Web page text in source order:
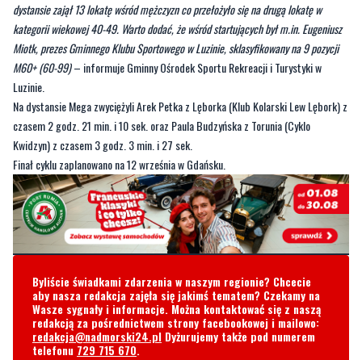
dystansie zajął 13 lokatę wśród mężczyzn co przełożyło się na drugą lokatę w
kategorii wiekowej 40-49. Warto dodać, że wśród startujących był m.in. Eugeniusz
Miotk, prezes Gminnego Klubu Sportowego w Luzinie, sklasyfikowany na 9 pozycji
M60+ (60-99)– informuje Gminny Ośrodek Sportu Rekreacji i Turystyki w
Luzinie.
Na dystansie Mega zwyciężyli Arek Petka z Lęborka (Klub Kolarski Lew Lębork) z
czasem 2 godz. 21 min. i 10 sek. oraz Paula Budzyńska z Torunia (Cyklo
Kwidzyn) z czasem 3 godz. 3 min. i 27 sek.
Finał cyklu zaplanowano na 12 września w Gdańsku.
Byliście świadkami zdarzenia w naszym regionie? Chcecie
aby nasza redakcja zajęła się jakimś tematem? Czekamy na
Wasze sygnały i informacje. Można kontaktować się z naszą
redakcją za pośrednictwem strony facebookowej i mailowo:
redakcja@nadmorski24.pl Dyżurujemy także pod numerem
telefonu 729 715 670.